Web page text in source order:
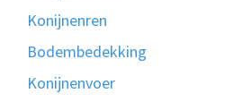
Konijnenren
Bodembedekking
Konijnenvoer